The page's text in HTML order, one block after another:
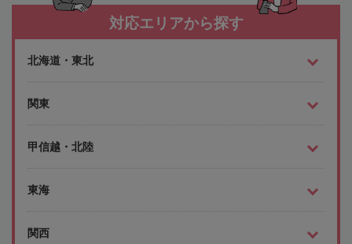
対応エリアから探す
北海道・東北
関東
甲信越・北陸
東海
関西